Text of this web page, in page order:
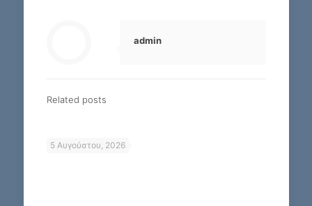
admin
Related posts
5 Αυγούστου, 2026